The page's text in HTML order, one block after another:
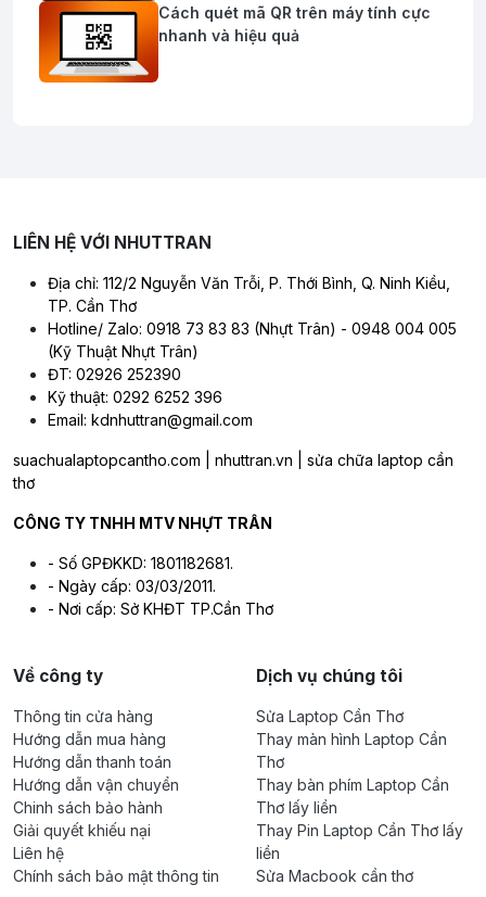
Cách quét mã QR trên máy tính cực
nhanh và hiệu quả
LIÊN HỆ VỚI NHUTTRAN
Địa chỉ: 112/2 Nguyễn Văn Trỗi, P. Thới Bình, Q. Ninh Kiều,
TP. Cần Thơ
Hotline/ Zalo: 0918 73 83 83 (Nhựt Trân) - 0948 004 005
(Kỹ Thuật Nhựt Trân)
ĐT: 02926 252390
Kỹ thuật: 0292 6252 396
Email: kdnhuttran@gmail.com
suachualaptopcantho.com | nhuttran.vn | sửa chữa laptop cần
thơ
CÔNG TY TNHH MTV NHỰT TRÂN
- Số GPĐKKD: 1801182681.
- Ngày cấp: 03/03/2011.
- Nơi cấp: Sở KHĐT TP.Cần Thơ
Về công ty
Thông tin cửa hàng
Hướng dẫn mua hàng
Hướng dẫn thanh toán
Hướng dẫn vận chuyển
Chinh sách bảo hành
Giải quyết khiếu nại
Liên hệ
Chính sách bảo mật thông tin
Dịch vụ chúng tôi
Sửa Laptop Cần Thơ
Thay màn hình Laptop Cần
Thơ
Thay bàn phím Laptop Cần
Thơ lấy liền
Thay Pin Laptop Cần Thơ lấy
liền
Sửa Macbook cần thơ